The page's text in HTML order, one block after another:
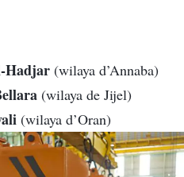
Hadjar (wilaya d’Annaba)
(wilaya de Jijel)
(wilaya d’Oran)